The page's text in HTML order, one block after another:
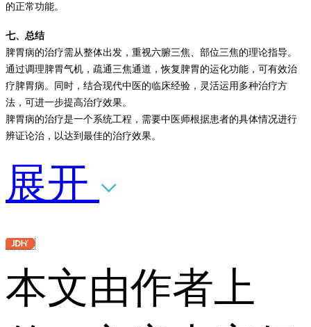
的正常功能。
七、总结
脾胃病的治疗需从整体出发，重视六腑三焦、部位三焦的理论指导。
通过调理脾胃气机，疏通三焦通道，恢复脾胃的运化功能，可有效治
疗脾胃病。同时，结合现代中医的临床经验，灵活运用多种治疗方
法，可进一步提高治疗效果。
脾胃病的治疗是一个系统工程，需要中医师根据患者的具体情况进行
辨证论治，以达到最佳的治疗效果。
展开
本文由作者上